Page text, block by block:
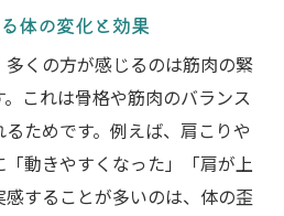
体の変化と効果
くの方が感じるのは筋肉の緊
これは骨格や筋肉のバランス
ためです。例えば、肩こりや
動きやすくなった」「肩が上
することが多いのは、体の歪